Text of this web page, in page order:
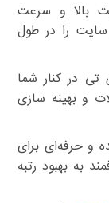
بالا و سرعت
سایت را در طول
تی در کنار شما
و بهینه سازی
و حرفه‌ای برای
به بهبود رتبه